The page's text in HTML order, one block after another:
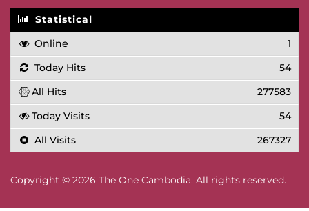
Statistical
Online
1
Today Hits
54
All Hits
277583
Today Visits
54
All Visits
267327
Copyright © 2026 The One Cambodia. All rights reserved.